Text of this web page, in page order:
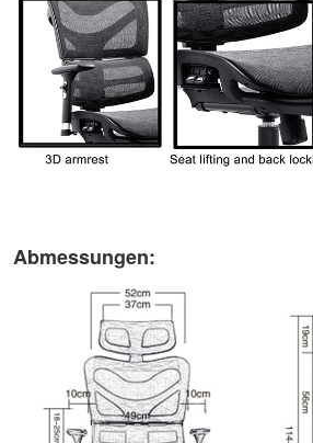
Abmessungen: